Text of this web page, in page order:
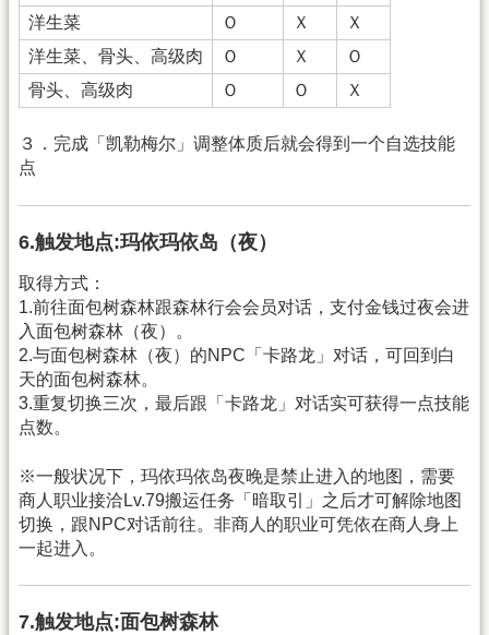
洋生菜
Ｏ Ｘ
Ｘ
洋生菜、骨头、高级肉
Ｏ Ｘ
Ｏ
骨头、高级肉
Ｏ Ｏ Ｘ
３．完成「凯勒梅尔」调整体质后就会得到一个自选技能
点
6.触发地点:玛依玛依岛（夜）
取得方式：
1.前往面包树森林跟森林行会会员对话，支付金钱过夜会进
入面包树森林（夜）。
2.与面包树森林（夜）的NPC「卡路龙」对话，可回到白
天的面包树森林。
3.重复切换三次，最后跟「卡路龙」对话实可获得一点技能
点数。
※一般状况下，玛依玛依岛夜晚是禁止进入的地图，需要
商人职业接洽Lv.79搬运任务「暗取引」之后才可解除地图
切换，跟NPC对话前往。非商人的职业可凭依在商人身上
一起进入。
7.触发地点:面包树森林